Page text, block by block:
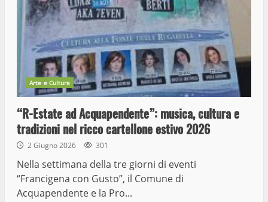
Arte e Cultura
“R-Estate ad Acquapendente”: musica, cultura e
tradizioni nel ricco cartellone estivo 2026
2 Giugno 2026 301
Nella settimana della tre giorni di eventi
“Francigena con Gusto”, il Comune di
Acquapendente e la Pro...